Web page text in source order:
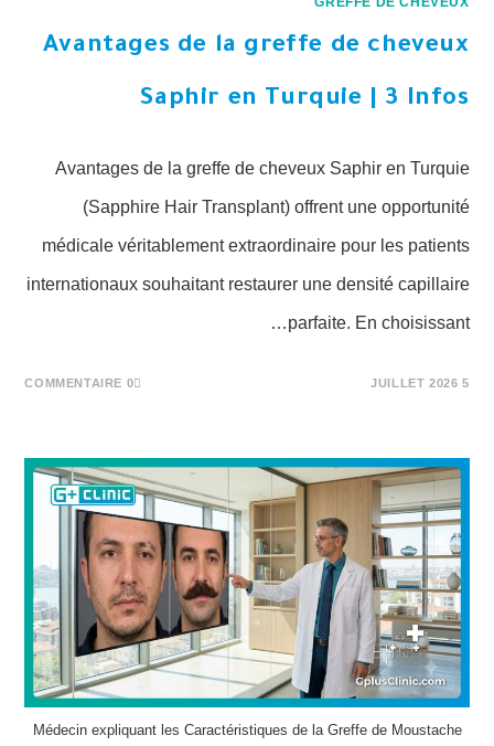
Avantages de la greffe de cheveux
Saphir en Turquie | 3 Infos
Avantages de la greffe de cheveux Saphir en Turquie
(Sapphire Hair Transplant) offrent une opportunité
médicale véritablement extraordinaire pour les patients
internationaux souhaitant restaurer une densité capillaire
parfaite. En choisissant…
0 COMMENTAIRE 5 JUILLET 2026
Médecin expliquant les Caractéristiques de la Greffe de Moustache